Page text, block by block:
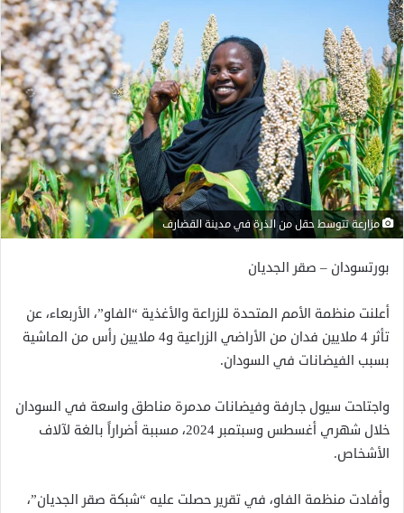
مزارعة تتوسط حقل من الذرة في مدينة القضارف
بورتسودان – صقر الجديان
أعلنت منظمة الأمم المتحدة للزراعة والأغذية “الفاو”، الأربعاء، عن
تأثر 4 ملايين فدان من الأراضي الزراعية و4 ملايين رأس من الماشية
بسبب الفيضانات في السودان.
واجتاحت سيول جارفة وفيضانات مدمرة مناطق واسعة في السودان
خلال شهري أغسطس وسبتمبر 2024، مسببة أضراراً بالغة لآلاف
الأشخاص.
وأفادت منظمة الفاو، في تقرير حصلت عليه “شبكة صقر الجديان”،